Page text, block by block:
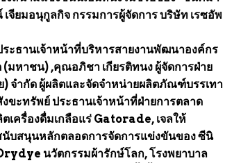
มอนุกูลกิจ กรรมการผู้จัดการ บริษัท เรซอัพ
ะธานเจ้าหน้าที่บริหารสายงานพัฒนาองค์กร
(มหาชน) ,คุณอภิชา เกียรติทนง ผู้จัดการฝ่าย
จำกัด ผู้ผลิตและจัดจำหน่ายผลิตภัณฑ์บรรเทา
ะทรัพย์ ประธานเจ้าหน้าที่ฝ่ายการตลาด
ตเครื่องดื่มเกลือแร่ Gatorade, เจลให้
สนุนหลักตลอดการจัดการแข่งขันของ ซีนิ
นวัตกรรมผ้ารักษ์โลก, โรงพยาบาล